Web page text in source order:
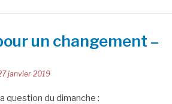
un changement –
janvier 2019
question du dimanche :